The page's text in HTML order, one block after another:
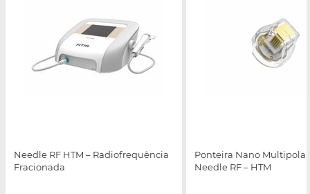
Needle RF HTM – Radiofrequência
Fracionada
Ponteira Nano Multipolar
Needle RF – HTM